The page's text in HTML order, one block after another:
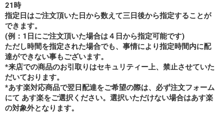
21時
指定日はご注文頂いた日から数えて三日後から指定することが
できます。
(例：1日にご注文頂いた場合は４日から指定可能です)
ただし時間を指定された場合でも、事情により指定時間内に配
達ができない事もございます。
*来店での商品のお引取りはセキュリティー上、禁止させていた
だいております。
*あす楽対応商品で翌日配達をご希望の際は、必ず注文フォーム
にて あす楽をご選択ください。選択いただけない場合はあす楽
の対象外となります。